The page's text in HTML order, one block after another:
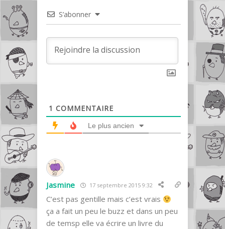
S’abonner
1 COMMENTAIRE
Le plus ancien
Jasmine 17 septembre 2015 9:32
C’est pas gentille mais c’est vrais
ça a fait un peu le buzz et dans un peu
de temsp elle va écrire un livre du